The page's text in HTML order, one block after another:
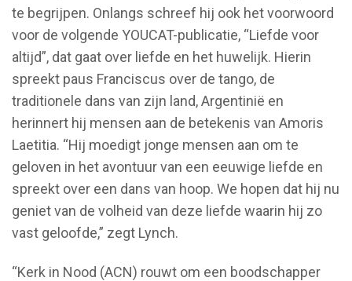
te begrijpen. Onlangs schreef hij ook het voorwoord
voor de volgende YOUCAT-publicatie, “Liefde voor
altijd”, dat gaat over liefde en het huwelijk. Hierin
spreekt paus Franciscus over de tango, de
traditionele dans van zijn land, Argentinië en
herinnert hij mensen aan de betekenis van Amoris
Laetitia. “Hij moedigt jonge mensen aan om te
geloven in het avontuur van een eeuwige liefde en
spreekt over een dans van hoop. We hopen dat hij nu
geniet van de volheid van deze liefde waarin hij zo
vast geloofde,” zegt Lynch.
“Kerk in Nood (ACN) rouwt om een boodschapper